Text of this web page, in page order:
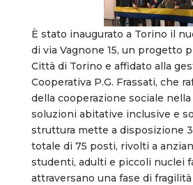
È stato inaugurato a Torino il
di via Vagnone 15, un progetto
Città di Torino e affidato alla
Cooperativa P.G. Frassati, che
della cooperazione sociale
soluzioni abitative inclusive e
struttura mette a disposizione
totale di 75 posti, rivolti a
studenti, adulti e piccoli nuclei
attraversano una fase di